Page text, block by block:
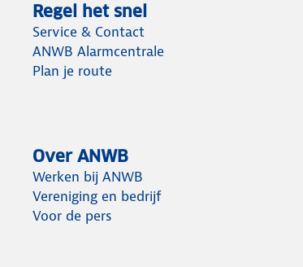
Regel het snel
Service & Contact
ANWB Alarmcentrale
Plan je route
Over ANWB
Werken bij ANWB
Vereniging en bedrijf
Voor de pers